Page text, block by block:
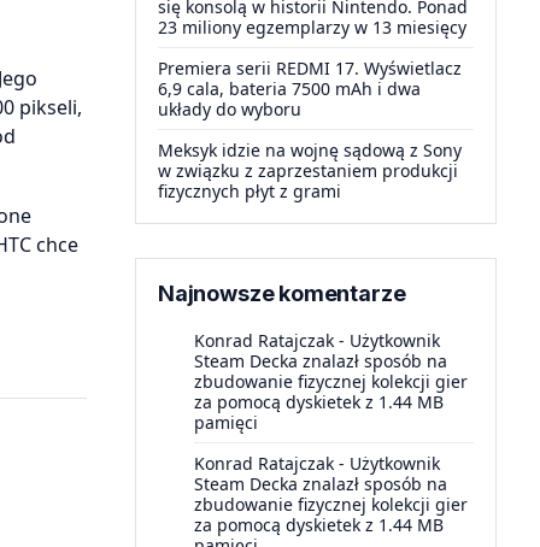
pikseli,
chce
się konsolą w historii Nintendo. Ponad
23 miliony egzemplarzy w 13 miesięcy
Premiera serii REDMI 17. Wyświetlacz
6,9 cala, bateria 7500 mAh i dwa
układy do wyboru
Meksyk idzie na wojnę sądową z Sony
w związku z zaprzestaniem produkcji
fizycznych płyt z grami
Najnowsze komentarze
Konrad Ratajczak - Użytkownik
Steam Decka znalazł sposób na
zbudowanie fizycznej kolekcji gier
za pomocą dyskietek z 1.44 MB
pamięci
Konrad Ratajczak - Użytkownik
Steam Decka znalazł sposób na
zbudowanie fizycznej kolekcji gier
za pomocą dyskietek z 1.44 MB